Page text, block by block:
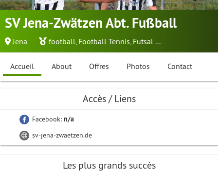
SV Jena-Zwätzen Abt. Fußball
Jena football, Football Tennis, Futsal ...
Accueil About Offres Photos Contact
Accès / Liens
Facebook: n/a
sv-jena-zwaetzen.de
Les plus grands succès